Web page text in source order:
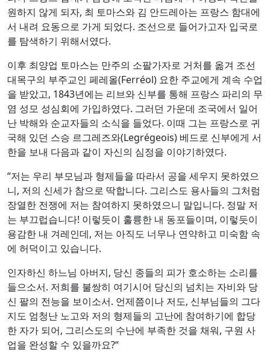
원하지 않게 되자, 최 토마스와 김 안드레아는 프랑스 함대에
서 내려 요동으로 가게 되었다. 조선으로 들어가고자 입국로
를 탐색하기 위해서였다.
이후 최양업 토마스는 만주의 소팔가자로 거처를 옮겨 조선
대목구의 부주교인 페레올(Ferréol) 요한 주교에게 계속 수업
을 받았고, 1843년에는 리브와 신부를 통해 프랑스 파리의 무
염 성모 성심회에 가입하였다. 그러던 가운데 조국에서 일어
난 박해와 순교자들의 소식을 들었다. 이때 그는 프랑스로 귀
국해 있던 스승 르그레즈와(Legrégeois) 베드로 신부에게 서
한을 보내 다음과 같이 자신의 심정을 이야기하였다.
“저는 우리 부모님과 형제들을 따라서 공을 세우지 못하였으
니, 저의 신세가 참으로 딱합니다. 그리스도 용사들의 그처럼
장열한 전쟁에 저는 참여하지 못하였으니 말입니다. 정말 저
는 부끄럽습니다! 이렇듯이 훌륭한 내 동포들이며, 이렇듯이
용감한 내 겨레인데, 저는 아직도 너무나 연약하고 미숙함 속
에 허덕이고 있습니다.
인자하신 하느님 아버지, 당신 종들의 피가 호소하는 소리를
들으소서. 저희를 불쌍히 여기시어 당신의 넘치는 자비와 당
신 팔의 전능을 보이소서. 언제쯤이나 저도, 신부님들의 그다
지도 엄청난 노고와 저의 형제들의 고난에 참여하기에 합당
한 자가 되어, 그리스도의 수난에 부족한 것을 채워, 구원 사
업을 완성할 수 있을까요?“